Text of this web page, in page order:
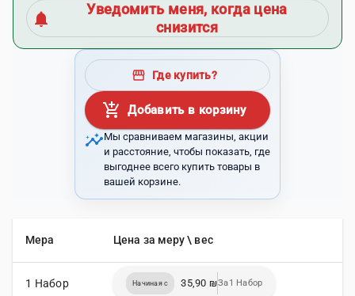
notifications
Уведомить меня, когда цена
снизится
storefront Где купить?
add_shopping_cart Добавить в корзину
insightsМы сравниваем магазины, акции
и расстояние, чтобы показать, где
выгоднее всего купить товары в
вашей корзине.
Мера Цена за меру \ вес
1 Набор Начиная с 35,90 ₪За1 Набор